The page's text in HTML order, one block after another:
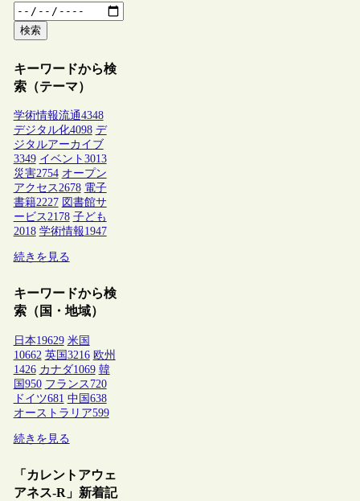
検索
キーワードから検
索（テーマ）
学術情報流通4348
デジタル化4098 デ
ジタルアーカイブ
3349 イベント 3013
災害2754 オープン
アクセス2678 電子
書籍2227 図書館サ
ービス2178 子ども
2018 学術情報1947
続きを見る
キーワードから検
索（国・地域）
日本19629 米国
10662 英国 3216 欧州
1426 カナダ1069 韓
国 950 フランス 720
ドイツ681 中国 638
オーストラリア599
続きを見る
「カレントアウェ
アネス-R」新着記